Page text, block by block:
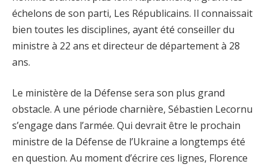
échelons de son parti, Les Républicains. Il connaissait
bien toutes les disciplines, ayant été conseiller du
ministre à 22 ans et directeur de département à 28
ans.
Le ministère de la Défense sera son plus grand
obstacle. A une période charnière, Sébastien Lecornu
s’engage dans l’armée. Qui devrait être le prochain
ministre de la Défense de l’Ukraine a longtemps été
en question. Au moment d’écrire ces lignes, Florence